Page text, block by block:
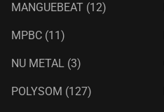
MANGUEBEAT (12)
MPBC (11)
NU METAL (3)
POLYSOM (127)